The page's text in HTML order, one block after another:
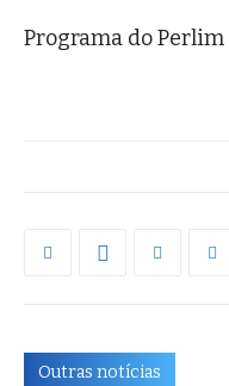
Programa do Perlim
Outras notícias